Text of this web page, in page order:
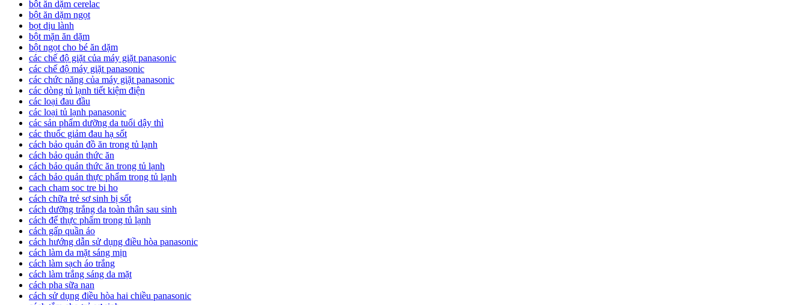
bột ăn dặm cerelac
bột ăn dặm ngọt
bọt dịu lành
bột mặn ăn dặm
bột ngọt cho bé ăn dặm
các chế độ giặt của máy giặt panasonic
các chế độ máy giặt panasonic
các chức năng của máy giặt panasonic
các dòng tủ lạnh tiết kiệm điện
các loại đau đầu
các loại tủ lạnh panasonic
các sản phẩm dưỡng da tuổi dậy thì
các thuốc giảm đau hạ sốt
cách bảo quản đồ ăn trong tủ lạnh
cách bảo quản thức ăn
cách bảo quản thức ăn trong tủ lạnh
cách bảo quản thực phẩm trong tủ lạnh
cach cham soc tre bi ho
cách chữa trẻ sơ sinh bị sốt
cách dưỡng trắng da toàn thân sau sinh
cách để thực phẩm trong tủ lạnh
cách gấp quần áo
cách hướng dẫn sử dụng điều hòa panasonic
cách làm da mặt sáng mịn
cách làm sạch áo trắng
cách làm trắng sáng da mặt
cách pha sữa nan
cách sử dụng điều hòa hai chiều panasonic